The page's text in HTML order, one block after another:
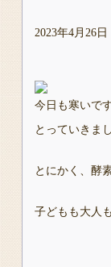
2023年4月26日
今日も寒いで
とっていきま
とにかく、酵
子どもも大人